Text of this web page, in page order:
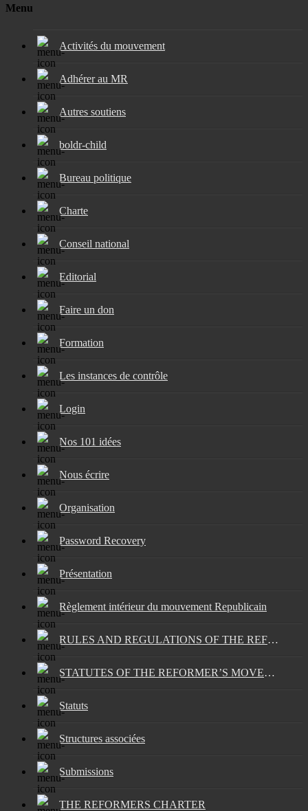
Menu
Activités du mouvement
Adhérer au MR
Autres soutiens
boldr-child
Bureau politique
Charte
Conseil national
Editorial
Faire un don
Formation
Les instances de contrôle
Login
Nos 101 idées
Nous écrire
Organisation
Password Recovery
Présentation
Règlement intérieur du mouvement Republicain
RULES AND REGULATIONS OF THE REFORMERS’ MOVEMENT
STATUTES OF THE REFORMER’S MOVEMENT
Statuts
Structures associées
Submissions
THE REFORMERS CHARTER